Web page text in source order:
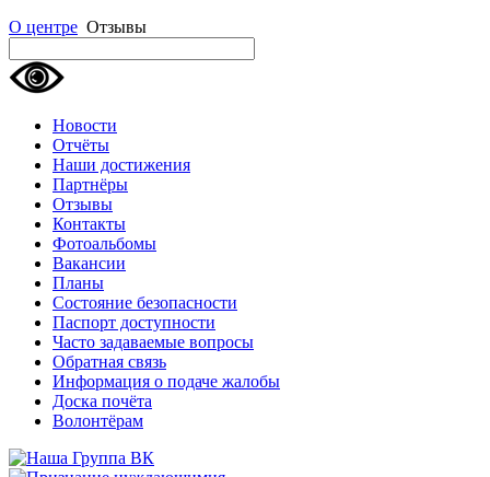
О центре Отзывы
Новости
Отчёты
Наши достижения
Партнёры
Отзывы
Контакты
Фотоальбомы
Вакансии
Планы
Состояние безопасности
Паспорт доступности
Часто задаваемые вопросы
Обратная связь
Информация о подаче жалобы
Доска почёта
Волонтёрам